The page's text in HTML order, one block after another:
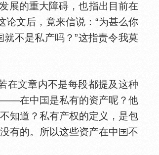
展的重大障碍，也指出目前在
文后，竟来信说：“为甚么你
就不是私产吗？”这指责令我莫
在文章内不是每段都提及这种
——在中
是私有的资产呢？他
知道？私有产权的定义，是包
有的。所以这些资产在中
不